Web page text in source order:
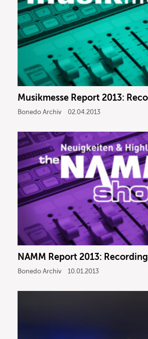
Musikmesse Report 2013:
Bonedo Archiv 02.04.2013
NAMM Report 2013: Recording
Bonedo Archiv 10.01.2013